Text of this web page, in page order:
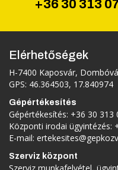
+36 30 313
Elérhetőségek
H-7400 Kaposvár,
GPS: 46.364503, 17.840974
Gépértékesítés
Gépértékesítés: +36 30 313
Központi irodai ügyintézés:
E-mail:
Szerviz központ